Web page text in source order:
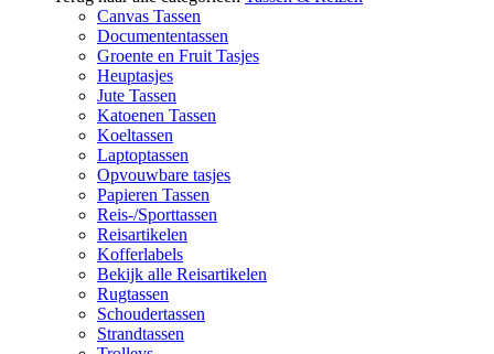
Canvas Tassen
Documententassen
Groente en Fruit Tasjes
Heuptasjes
Jute Tassen
Katoenen Tassen
Koeltassen
Laptoptassen
Opvouwbare tasjes
Papieren Tassen
Reis-/Sporttassen
Reisartikelen
Kofferlabels
Bekijk alle Reisartikelen
Rugtassen
Schoudertassen
Strandtassen